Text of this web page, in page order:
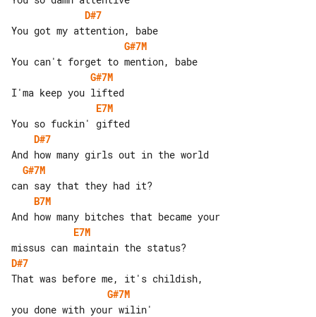
D#7
G#7M
G#7M
E7M
D#7
G#7M
B7M
E7M
D#7
G#7M
you done with your wilin'